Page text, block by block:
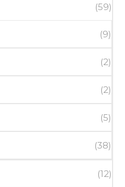
(59)
(9)
(2)
(2)
(5)
(38)
(12)